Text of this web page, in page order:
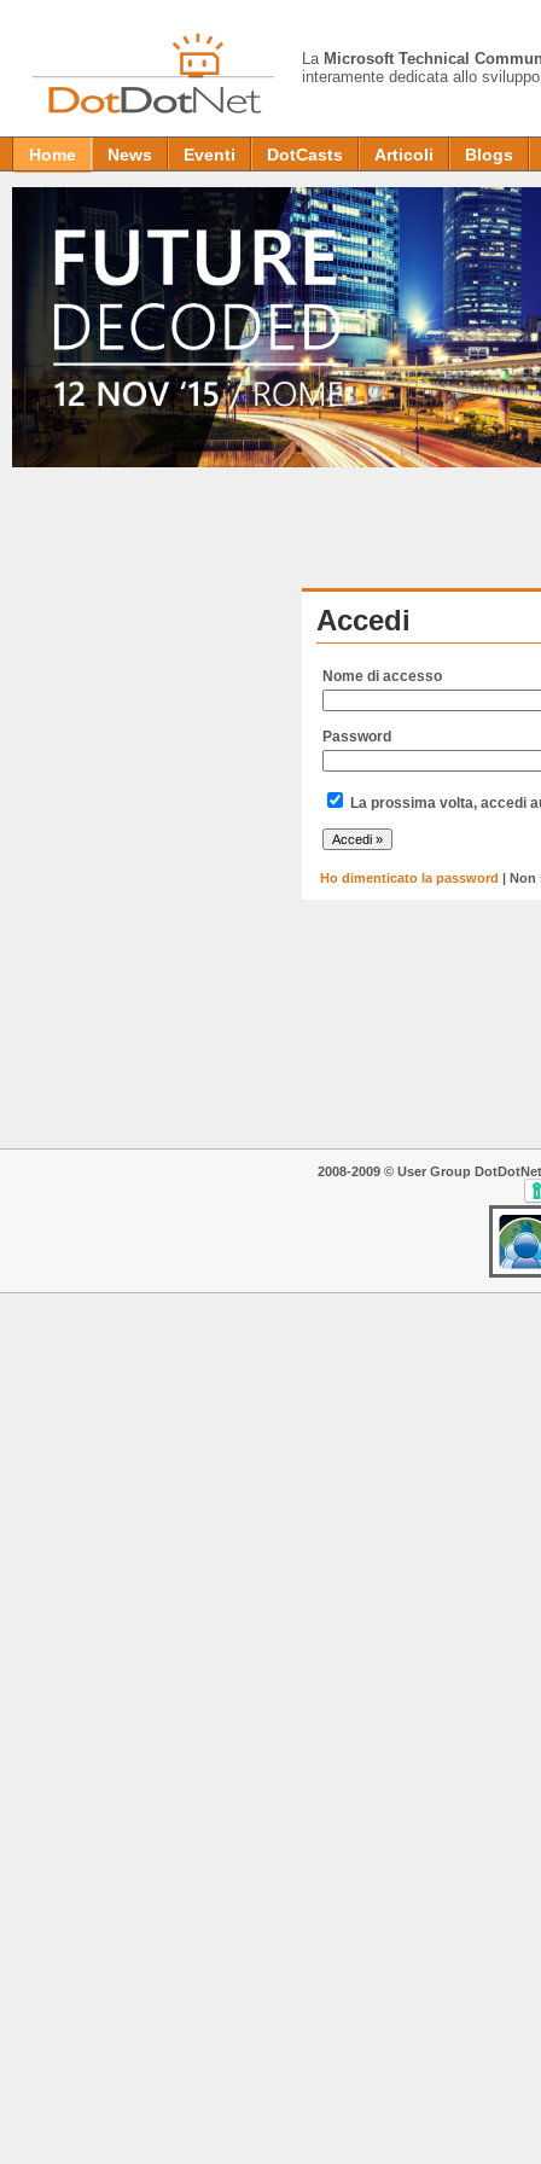
La Microsoft Technical
interamente dedicata allo
Home News Eventi DotCasts Articoli Blogs
Accedi
Nome di accesso
Password
La prossima volta, accedi
Ho dimenticato la password |
2008-2009 © User Group